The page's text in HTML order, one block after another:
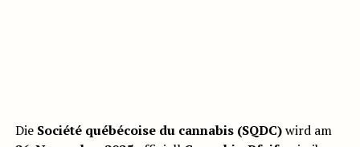
Die Société québécoise du cannabis (SQDC)wird am